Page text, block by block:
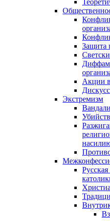
Защита
Акции в
Экстремизм